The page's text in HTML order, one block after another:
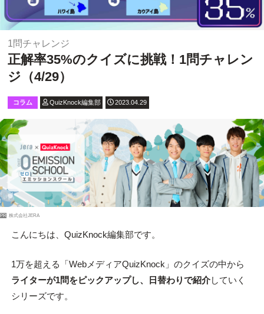
1問チャレンジ
正解率35%のクイズに挑戦！1問チャレン
ジ（4/29）
コラム QuizKnock編集部 2023.04.29
PR 株式会社JERA
こんにちは、QuizKnock編集部です。
1万を超える「WebメディアQuizKnock」のクイズの中から
ライターが1問をピックアップし、日替わりで紹介していく
シリーズです。